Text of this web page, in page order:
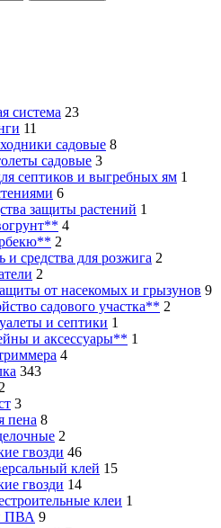
система 23
11
садовые 8
садовые 3
септиков и выгребных ям 1
6
защиты растений 1
4
2
и средства для розжига 2
2
от насекомых и грызунов 9
садового участка** 2
и септики 1
и аксессуары** 1
4
343
2
3
пена 8
2
гвозди 46
клей 15
гвозди 14
клеи 1
ПВА 9